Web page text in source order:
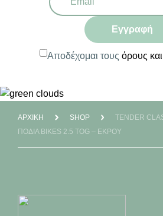
Εγγραφή
Αποδέχομαι τους όρους
ΑΡΧΙΚΉ SHOP
TENDER
ΠΌΔΙΑ BIKES 2.5 TOG – ΕΚΡΟΎ